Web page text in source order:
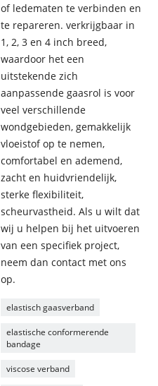
of ledematen te verbinden en
te repareren. verkrijgbaar in
1, 2, 3 en 4 inch breed,
waardoor het een
uitstekende zich
aanpassende gaasrol is voor
veel verschillende
wondgebieden, gemakkelijk
vloeistof op te nemen,
comfortabel en ademend,
zacht en huidvriendelijk,
sterke flexibiliteit,
scheurvastheid. Als u wilt dat
wij u helpen bij het uitvoeren
van een specifiek project,
neem dan contact met ons
op.
elastisch gaasverband
elastische conformerende
bandage
viscose verband